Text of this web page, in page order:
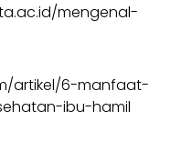
mengenal-
artikel/6-manfaat-
ibu-hamil